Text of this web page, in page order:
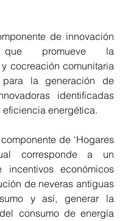
de innovación
que promueve la
cocreación comunitaria
la generación de
identificadas
eficiencia energética.
de ‘Hogares
corresponde a un
incentivos económicos
de neveras antiguas
y así, generar la
consumo de energía